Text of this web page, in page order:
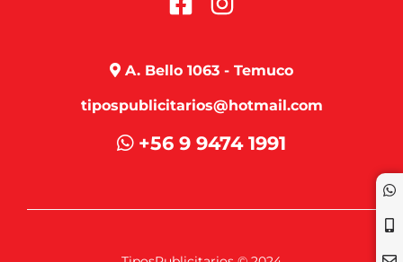
A. Bello 1063 - Temuco
tipospublicitarios@hotmail.com
+56 9 9474 1991